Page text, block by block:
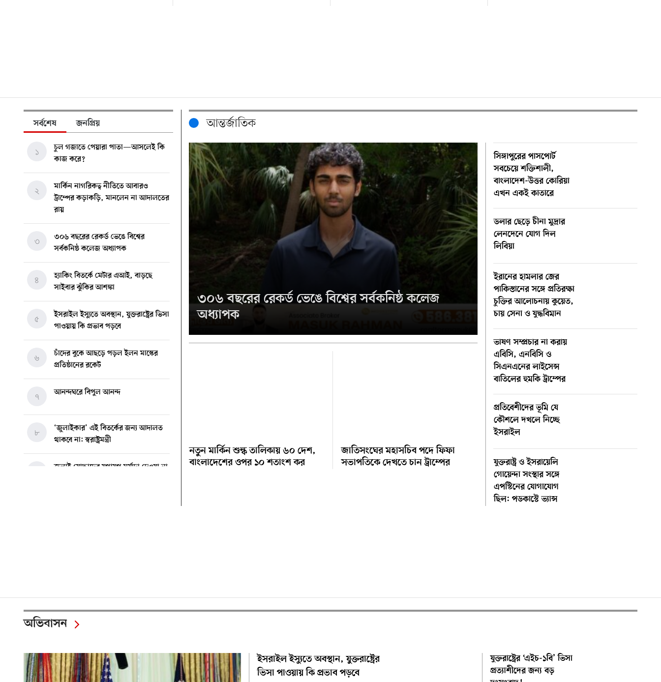
সর্বশেষ জনপ্রিয়
চুল গজাতে পেয়ারা পাতা—আসলেই কি
কাজ করে?
১
মার্কিন নাগরিকত্ব নীতিতে আবারও
ট্রাম্পের কড়াকড়ি, মানলেন না আদালতের
রায়
২
৩০৬ বছরের রেকর্ড ভেঙে বিশ্বের
সর্বকনিষ্ঠ কলেজ অধ্যাপক
৩
হ্যাকিং বিতর্কে মেটার এআই, বাড়ছে
সাইবার ঝুঁকির আশঙ্কা
৪
ইসরাইল ইস্যুতে অবস্থান, যুক্তরাষ্ট্রের ভিসা
পাওয়ায় কি প্রভাব পড়বে
৫
চাঁদের বুকে আছড়ে পড়ল ইলন মাস্কের
প্রতিষ্ঠানের রকেট
৬
আনন্দঘরে বিপুল আনন্দ
৭
‘জুলাইকার’ এই বিতর্কের জন্য আদালত
থাকবে না: স্বরাষ্ট্রমন্ত্রী
৮
জুলাই যোদ্ধাদের যথাযথ মর্যাদা দেওয়া না
মিশন বন্ধ করছে যুক্তরাষ্ট্র
১২
বনভোজনে প্রাণের উচ্ছ্বাস
১৩
আন্তর্জাতিক
৩০৬ বছরের রেকর্ড ভেঙে বিশ্বের সর্বকনিষ্ঠ কলেজ
অধ্যাপক
নতুন মার্কিন শুল্ক তালিকায় ৬০ দেশ,
বাংলাদেশের ওপর ১০ শতাংশ কর
জাতিসংঘের মহাসচিব পদে ফিফা
সভাপতিকে দেখতে চান ট্রাম্পের
সিঙ্গাপুরের পাসপোর্ট
সবচেয়ে শক্তিশালী,
বাংলাদেশ-উত্তর কোরিয়া
এখন একই কাতারে
ডলার ছেড়ে চীনা মুদ্রার
লেনদেনে যোগ দিল
লিবিয়া
ইরানের হামলার জের
পাকিস্তানের সঙ্গে প্রতিরক্ষা
চুক্তির আলোচনায় কুয়েত,
চায় সেনা ও যুদ্ধবিমান
ভাষণ সম্প্রচার না করায়
এবিসি, এনবিসি ও
সিএনএনের লাইসেন্স
বাতিলের হুমকি ট্রাম্পের
প্রতিবেশীদের ভূমি যে
কৌশলে দখলে নিচ্ছে
ইসরাইল
যুক্তরাষ্ট্র ও ইসরায়েলি
গোয়েন্দা সংস্থার সঙ্গে
এপস্টিনের যোগাযোগ
ছিল: পডকাস্টে ভ্যান্স
অভিবাসন
ইসরাইল ইস্যুতে অবস্থান, যুক্তরাষ্ট্রের
ভিসা পাওয়ায় কি প্রভাব পড়বে
যুক্তরাষ্ট্রের ‘এইচ-১বি’ ভিসা
প্রত্যাশীদের জন্য বড়